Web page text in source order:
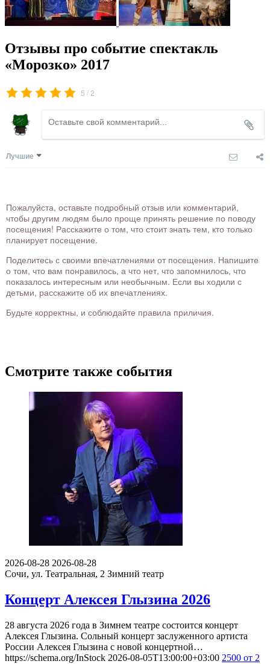
Отзывы про событие спектакль
«Морозко» 2017
5 /2
Лучшие
Пожалуйста, оставьте подробный отзыв или комментарий,
чтобы другим людям было проще принять решение по поводу
посещения! Расскажите о том, что стоит знать тем, кто только
планирует посещение.
Поделитесь с своими впечатлениями от посещения. Напишите
о том, что вам понравилось, а что нет, что запомнилось, что
показалось интересным или необычным. Если вы ходили с
детьми, расскажите об их впечатлениях.
Будьте корректны, и соблюдайте правила приличия.
Смотрите также события
2026-08-28 2026-08-28
Сочи, ул. Театральная, 2 Зимний театр
Концерт Алексея Глызина 2026
28 августа 2026 года в Зимнем театре состоится концерт
Алексея Глызина. Сольный концерт заслуженного артиста
России Алексея Глызина с новой концертной…
https://schema.org/InStock 2026-08-05T13:00:00+03:00 2500 от 2